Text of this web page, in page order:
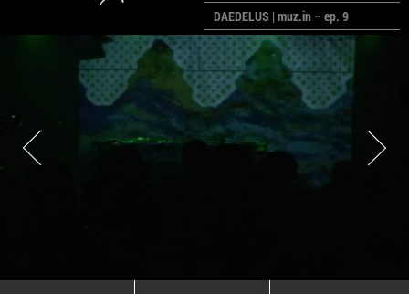
DAEDELUS | muz.in – ep. 9
LALELE, LALELE – prima premieră a
anului la MACAZ
CinePOLSKA – filme poloneze la
București
PEOPLE OF ROMANIA se lansează la
galeria Simeza
All Stars For Outernational